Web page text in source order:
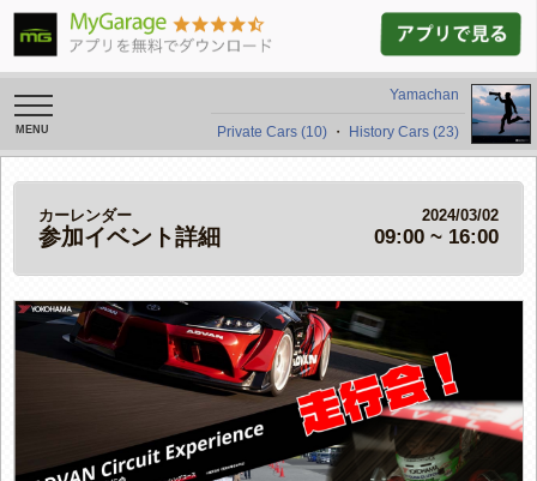
toggle
navigation
Yamachan
Private Cars (10) ・ History Cars (23)
カーレンダー 2024/03/02
参加イベント詳細 09:00 ~ 16:00